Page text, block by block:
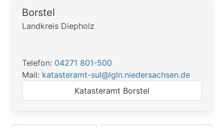
Borstel
Landkreis Diepholz
Telefon: 04271 801-500
Mail: katasteramt-sul@lgln.niedersachsen.de
Katasteramt Borstel